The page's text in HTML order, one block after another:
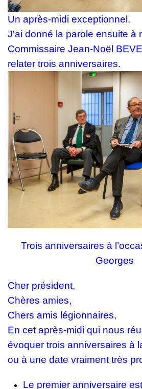
Un après-midi exceptionnel.
J'ai donné la parole ensuite à
Commissaire Jean-Noël
relater trois anniversaires.
Trois anniversaires à
Georges
Cher président,
Chères amies,
Chers amis légionnaires,
En cet après-midi qui nous
évoquer trois anniversaires à
ou à une date vraiment très
Le premier anniversaire